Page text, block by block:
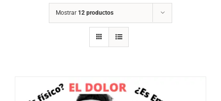
Mostrar 12 productos